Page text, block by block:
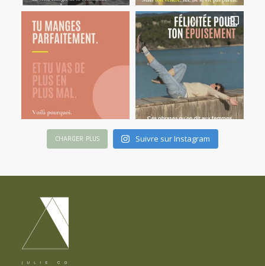
CHARGER PLUS Suivre sur Instagram